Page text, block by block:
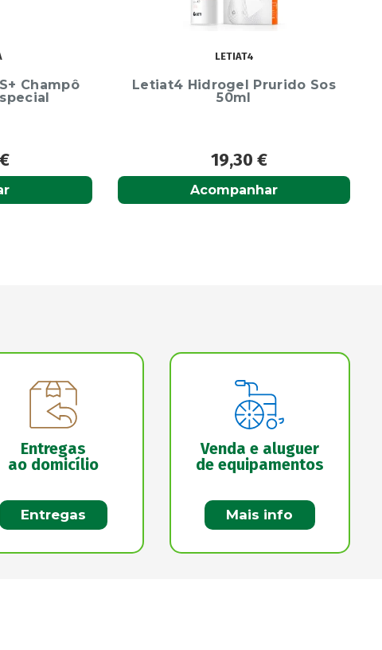
Sos
€
LAFEMIDIA
Lafemidia SensiProtect Gel
Íntimo 50ml
17,20 €
Adicionar
Entregas
ao domicílio
Entregas
Venda e aluguer
de equipamentos
Mais info